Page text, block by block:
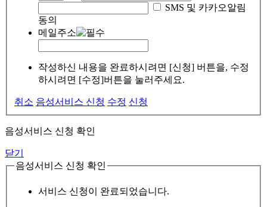
SMS 및 카카오알림
동의
메일주소
작성하신 내용을 완료하시려면 [신청] 버튼을, 수정
하시려면 [수정]버튼을 눌러주세요.
취소 음성서비스 신청 수정 신청
음성서비스 신청 확인
닫기
음성서비스 신청 확인
서비스 신청이 완료되었습니다.